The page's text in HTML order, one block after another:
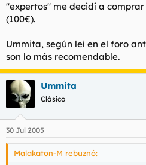
"expertos" me decidí a
(100€).
Ummita, según leí en el foro
son lo más recomendable.
Ummita
Clásico
30 Jul 2005
Malakaton-M rebuznó: